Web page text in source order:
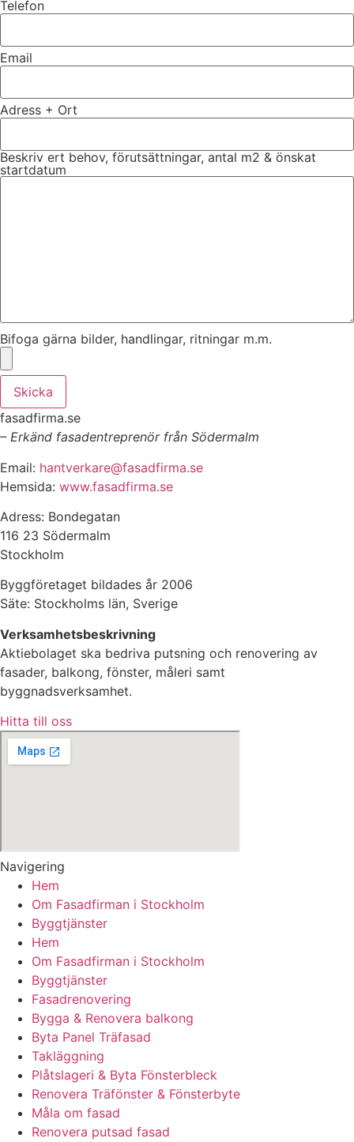
Telefon
Email
Adress + Ort
Beskriv ert behov, förutsättningar, antal m2 & önskat
startdatum
Bifoga gärna bilder, handlingar, ritningar m.m.
Skicka
fasadfirma.se
– Erkänd fasadentreprenör från Södermalm
Email: hantverkare@fasadfirma.se
Hemsida: www.fasadfirma.se
Adress: Bondegatan
116 23 Södermalm
Stockholm
Byggföretaget bildades år 2006
Säte: Stockholms län, Sverige
Verksamhetsbeskrivning
Aktiebolaget ska bedriva putsning och renovering av
fasader, balkong, fönster, måleri samt
byggnadsverksamhet.
Hitta till oss
Navigering
Hem
Om Fasadfirman i Stockholm
Byggtjänster
Hem
Om Fasadfirman i Stockholm
Byggtjänster
Fasadrenovering
Bygga & Renovera balkong
Byta Panel Träfasad
Takläggning
Plåtslageri & Byta Fönsterbleck
Renovera Träfönster & Fönsterbyte
Måla om fasad
Renovera putsad fasad